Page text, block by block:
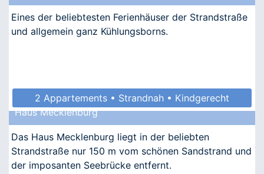
Eines der beliebtesten Ferienhäuser der Strandstraße
und allgemein ganz Kühlungsborns.
2 Appartements • Strandnah • Kindgerecht
• Allergikergeeignet
Haus Mecklenburg
Das Haus Mecklenburg liegt in der beliebten
Strandstraße nur 150 m vom schönen Sandstrand und
der imposanten Seebrücke entfernt.